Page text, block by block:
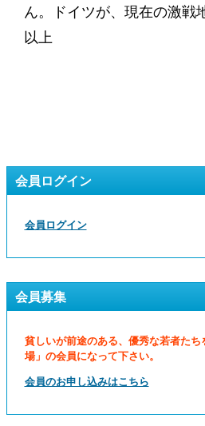
ん。ドイツが、現在の激戦
以上
会員ログイン
会員ログイン
会員募集
貧しいが前途のある、優秀な若者た
場」の会員になって下さい。
会員のお申し込みはこちら